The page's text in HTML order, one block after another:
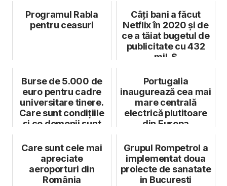
Programul Rabla
pentru ceasuri
Câți bani a făcut
Netflix în 2020 și de
ce a tăiat bugetul de
publicitate cu 432
mil. $
Burse de 5.000 de
euro pentru cadre
universitare tinere.
Care sunt condițiile
și ce domenii sunt
Portugalia
inaugurează cea mai
mare centrală
electrică plutitoare
din Europa
Care sunt cele mai
apreciate
aeroporturi din
România
Grupul Rompetrol a
implementat doua
proiecte de sanatate
in Bucuresti